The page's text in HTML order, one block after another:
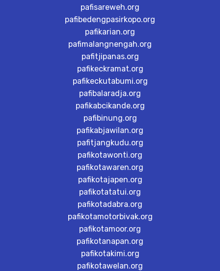
pafisareweh.org
pafibedengpasirkopo.org
pafikarian.org
pafimalangnengah.org
pafitjipanas.org
pafikeckramat.org
pafikeckutabumi.org
pafibalaradja.org
pafikabcikande.org
pafibinung.org
pafikabjawilan.org
pafitjangkudu.org
pafikotawonti.org
pafikotawaren.org
pafikotajapen.org
pafikotatatui.org
pafikotadabra.org
pafikotamotorbivak.org
pafikotamoor.org
pafikotanapan.org
pafikotakimi.org
pafikotawelan.org